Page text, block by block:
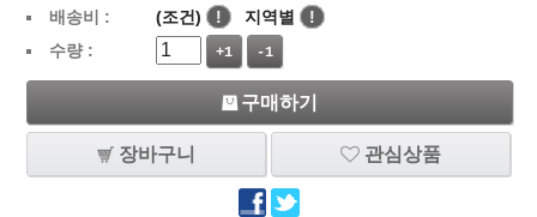
배송비 :
(조건) ! 지역별
!
수량 :
+1 -1
구매하기
장바구니 관심상품